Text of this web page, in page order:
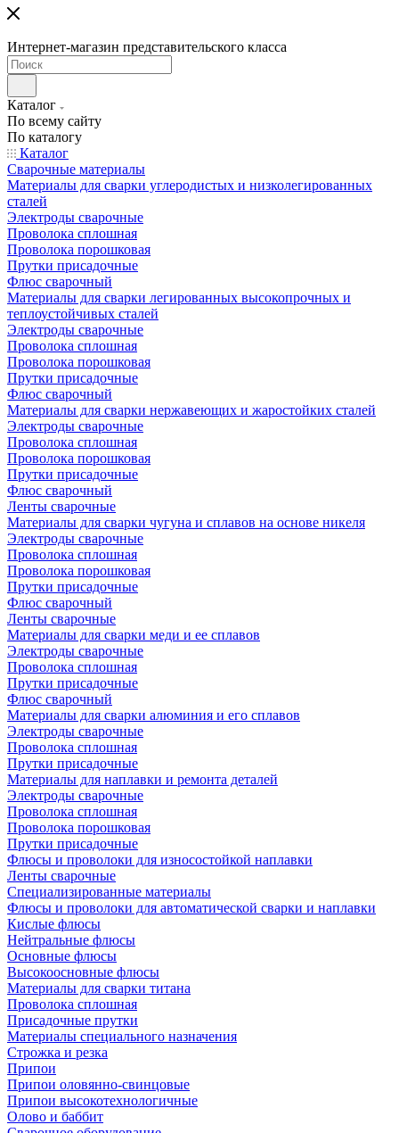
Интернет-магазин представительского класса
Каталог
По всему сайту
По каталогу
Каталог
Сварочные материалы
Материалы для сварки углеродистых и низколегированных
сталей
Электроды сварочные
Проволока сплошная
Проволока порошковая
Прутки присадочные
Флюс сварочный
Материалы для сварки легированных высокопрочных и
теплоустойчивых сталей
Электроды сварочные
Проволока сплошная
Проволока порошковая
Прутки присадочные
Флюс сварочный
Материалы для сварки нержавеющих и жаростойких сталей
Электроды сварочные
Проволока сплошная
Проволока порошковая
Прутки присадочные
Флюс сварочный
Ленты сварочные
Материалы для сварки чугуна и сплавов на основе никеля
Электроды сварочные
Проволока сплошная
Проволока порошковая
Прутки присадочные
Флюс сварочный
Ленты сварочные
Материалы для сварки меди и ее сплавов
Электроды сварочные
Проволока сплошная
Прутки присадочные
Флюс сварочный
Материалы для сварки алюминия и его сплавов
Электроды сварочные
Проволока сплошная
Прутки присадочные
Материалы для наплавки и ремонта деталей
Электроды сварочные
Проволока сплошная
Проволока порошковая
Прутки присадочные
Флюсы и проволоки для износостойкой наплавки
Ленты сварочные
Специализированные материалы
Флюсы и проволоки для автоматической сварки и наплавки
Кислые флюсы
Нейтральные флюсы
Основные флюсы
Высокоосновные флюсы
Материалы для сварки титана
Проволока сплошная
Присадочные прутки
Материалы специального назначения
Строжка и резка
Припои
Припои оловянно-свинцовые
Припои высокотехнологичные
Олово и баббит